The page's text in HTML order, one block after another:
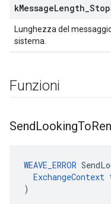
kMessageLength Stop
Lunghezza del
sistema.
Funzioni
SendLookingTo
WEAVE_ERROR
ExchangeContext
)